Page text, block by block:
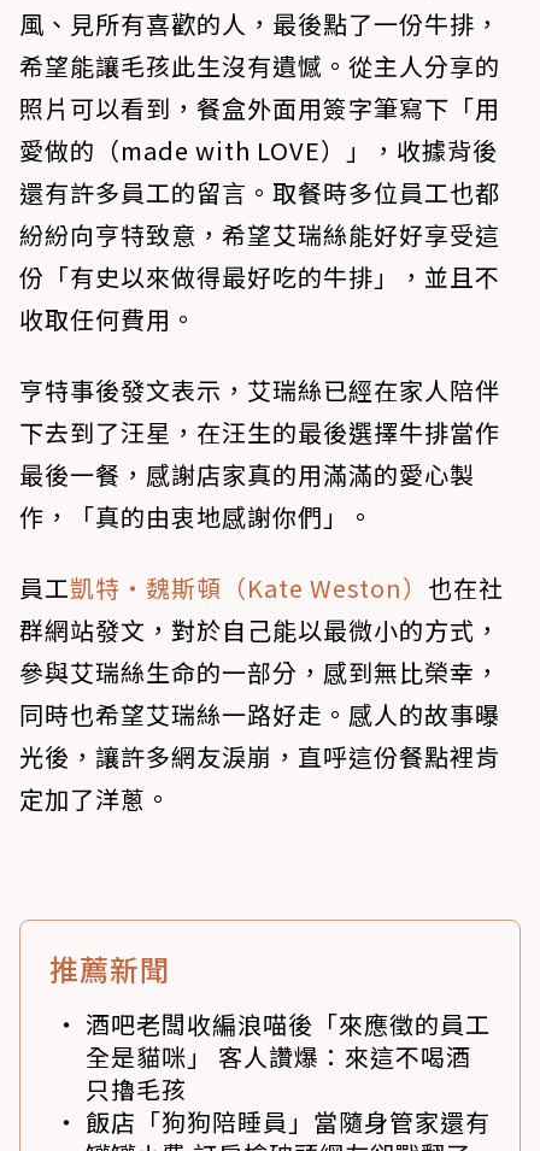
風、見所有喜歡的人，最後點了一份牛排，
希望能讓毛孩此生沒有遺憾。從主人分享的
照片可以看到，餐盒外面用簽字筆寫下「用
愛做的（made with LOVE）」，收據背後
還有許多員工的留言。取餐時多位員工也都
紛紛向亨特致意，希望艾瑞絲能好好享受這
份「有史以來做得最好吃的牛排」，並且不
收取任何費用。
亨特事後發文表示，艾瑞絲已經在家人陪伴
下去到了汪星，在汪生的最後選擇牛排當作
最後一餐，感謝店家真的用滿滿的愛心製
作，「真的由衷地感謝你們」。
員工凱特・魏斯頓（Kate Weston） 也在社
群網站發文，對於自己能以最微小的方式，
參與艾瑞絲生命的一部分，感到無比榮幸，
同時也希望艾瑞絲一路好走。感人的故事曝
光後，讓許多網友淚崩，直呼這份餐點裡肯
定加了洋蔥。
推薦新聞
酒吧老闆收編浪喵後「來應徵的員工
全是貓咪」 客人讚爆：來這不喝酒
只擼毛孩
飯店「狗狗陪睡員」當隨身管家還有